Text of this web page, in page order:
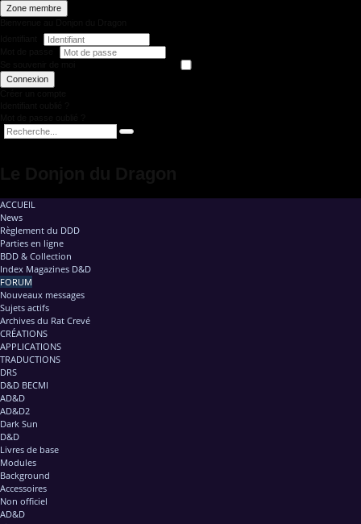
Zone membre
Connexion
ACCUEIL
News
Règlement du DDD
Parties en ligne
BDD & Collection
Index Magazines D&D
FORUM
Nouveaux messages
Sujets actifs
Archives du Rat Crevé
CRÉATIONS
APPLICATIONS
TRADUCTIONS
DRS
D&D BECMI
AD&D
AD&D2
Dark Sun
D&D
Livres de base
Modules
Background
Accessoires
Non officiel
AD&D